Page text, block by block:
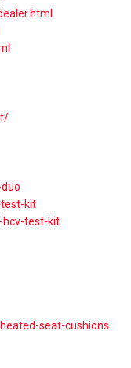
kit
hcv-test-kit
seat-cushions